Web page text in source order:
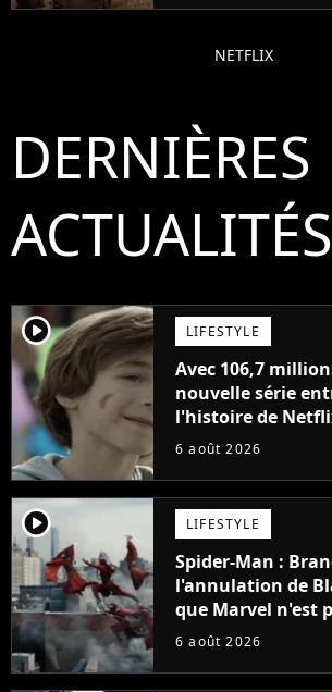
NETFLIX
DERNIÈRES
ACTUALITÉS
player2 LIFESTYLE
Avec 106,7
nouvelle série
l'histoire de
48 jours
6 août 2026
player2 LIFESTYLE
Spider-Man :
l'annulation de
que Marvel n'est
faire quoi que ce
6 août 2026